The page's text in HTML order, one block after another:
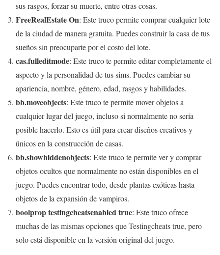
sus rasgos, forzar su muerte, entre otras cosas.
FreeRealEstate On: Este truco permite comprar cualquier lote
de la ciudad de manera gratuita. Puedes construir la casa de tus
sueños sin preocuparte por el costo del lote.
cas.fulleditmode: Este truco te permite editar completamente el
aspecto y la personalidad de tus sims. Puedes cambiar su
apariencia, nombre, género, edad, rasgos y habilidades.
bb.moveobjects: Este truco te permite mover objetos a
cualquier lugar del juego, incluso si normalmente no sería
posible hacerlo. Esto es útil para crear diseños creativos y
únicos en la construcción de casas.
bb.showhiddenobjects: Este truco te permite ver y comprar
objetos ocultos que normalmente no están disponibles en el
juego. Puedes encontrar todo, desde plantas exóticas hasta
objetos de la expansión de vampiros.
boolprop testingcheatsenabled true: Este truco ofrece
muchas de las mismas opciones que Testingcheats true, pero
solo está disponible en la versión original del juego.